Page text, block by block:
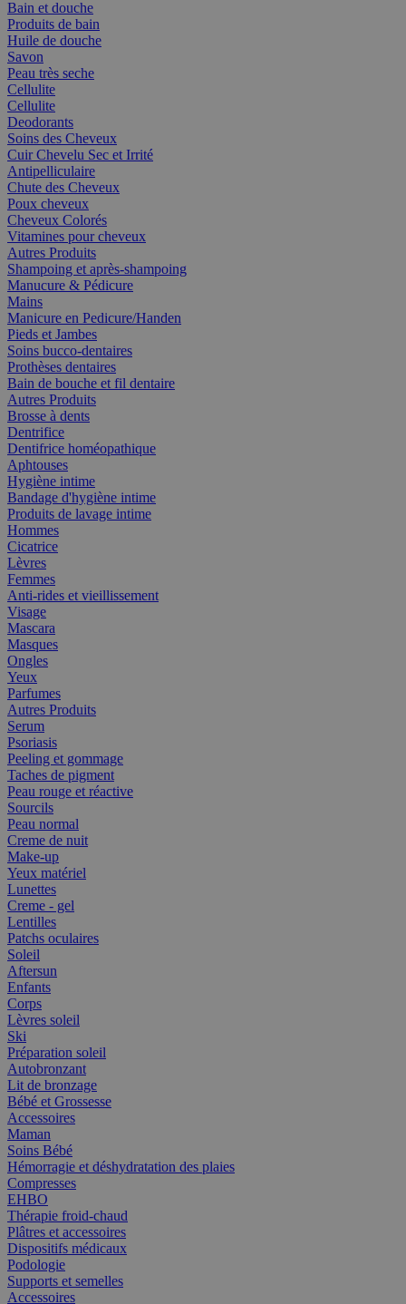
Bain et douche
Produits de bain
Huile de douche
Savon
Peau très seche
Cellulite
Cellulite
Deodorants
Soins des Cheveux
Cuir Chevelu Sec et Irrité
Antipelliculaire
Chute des Cheveux
Poux cheveux
Cheveux Colorés
Vitamines pour cheveux
Autres Produits
Shampoing et après-shampoing
Manucure & Pédicure
Mains
Manicure en Pedicure/Handen
Pieds et Jambes
Soins bucco-dentaires
Prothèses dentaires
Bain de bouche et fil dentaire
Autres Produits
Brosse à dents
Dentrifice
Dentifrice homéopathique
Aphtouses
Hygiène intime
Bandage d'hygiène intime
Produits de lavage intime
Hommes
Cicatrice
Lèvres
Femmes
Anti-rides et vieillissement
Visage
Mascara
Masques
Ongles
Yeux
Parfumes
Autres Produits
Serum
Psoriasis
Peeling et gommage
Taches de pigment
Peau rouge et réactive
Sourcils
Peau normal
Creme de nuit
Make-up
Yeux matériel
Lunettes
Creme - gel
Lentilles
Patchs oculaires
Soleil
Aftersun
Enfants
Corps
Lèvres soleil
Ski
Préparation soleil
Autobronzant
Lit de bronzage
Bébé et Grossesse
Accessoires
Maman
Soins Bébé
Hémorragie et déshydratation des plaies
Compresses
EHBO
Thérapie froid-chaud
Plâtres et accessoires
Dispositifs médicaux
Podologie
Supports et semelles
Accessoires